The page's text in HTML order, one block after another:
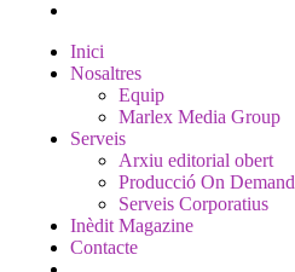
Inici
Nosaltres
Equip
Marlex Media Group
Serveis
Arxiu editorial obert
Producció On Demand
Serveis Corporatius
Inèdit Magazine
Contacte